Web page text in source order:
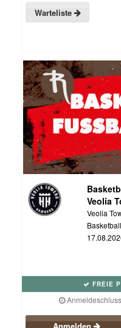
Warteliste
Veolia
Veolia
FREIE